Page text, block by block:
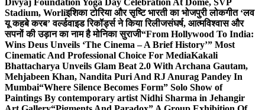
Divyaj Foundation Yoga Day Celebration At Dome, SVP
Stadium, Worliइशिका टोरिया और सृष्टि भारती का भोजपुरी लोकगीत ‘लव
यू कहबे करब’ वर्ल्डवाइड रिकॉर्ड्स ने किया रिलीजसंघर्ष, आत्मविश्वास और
सपनों की उड़ान का नाम है मोनिका सुराजी“From Hollywood To India:
Wins Deus Unveils ‘The Cinema – A Brief History’” Most
Cinematic And Professional Choice For MediaKakali
Bhattacharya Unveils Glam Beat 2.0 With Archana Gautam,
Mehjabeen Khan, Nandita Puri And RJ Anurag Pandey In
Mumbai“Where Silence Becomes Form” Solo Show of
Paintings By contemporary artist Nidhi Sharma in Jehangir